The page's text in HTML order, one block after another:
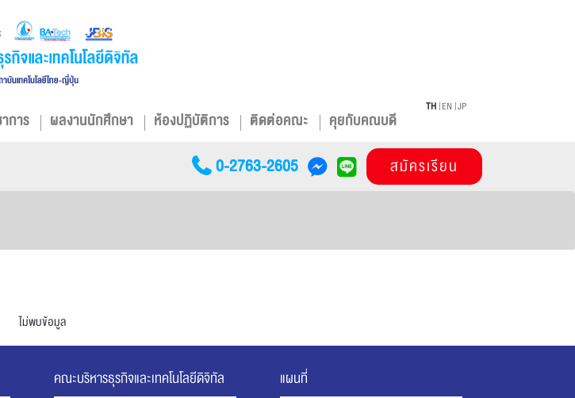
การ ผลงานนักศึกษา ห้องปฏิบัติการ ติดต่อคณะ คุยกับคณบดี
TH EN JP
0-2763-2605 สมัครเรียน
ไม่พบข้อมูล
คณะบริหารธุรกิจและเทคโนโลยีดิจิทัล แผนที่